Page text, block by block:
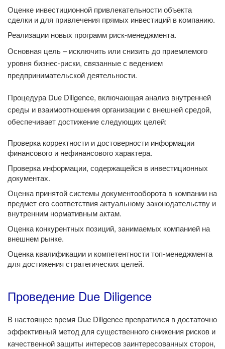
Оценке инвестиционной привлекательности объекта
сделки и для привлечения прямых инвестиций в компанию.
Реализации новых программ риск-менеджмента.
Основная цель – исключить или снизить до приемлемого
уровня бизнес-риски, связанные с ведением
предпринимательской деятельности.
Процедура Due Diligence, включающая анализ внутренней
среды и взаимоотношения организации с внешней средой,
обеспечивает достижение следующих целей:
Проверка корректности и достоверности информации
финансового и нефинансового характера.
Проверка информации, содержащейся в инвестиционных
документах.
Оценка принятой системы документооборота в компании на
предмет его соответствия актуальному законодательству и
внутренним нормативным актам.
Оценка конкурентных позиций, занимаемых компанией на
внешнем рынке.
Оценка квалификации и компетентности топ-менеджмента
для достижения стратегических целей.
Проведение Due Diligence
В настоящее время Due Diligence превратился в достаточно
эффективный метод для существенного снижения рисков и
качественной защиты интересов заинтересованных сторон,